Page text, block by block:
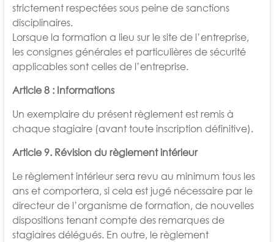
strictement respectées sous peine de sanctions
disciplinaires.
Lorsque la formation a lieu sur le site de l’entreprise,
les consignes générales et particulières de sécurité
applicables sont celles de l’entreprise.
Article 8 : Informations
Un exemplaire du présent règlement est remis à
chaque stagiaire (avant toute inscription définitive).
Article 9. Révision du règlement intérieur
Le règlement intérieur sera revu au minimum tous les
ans et comportera, si cela est jugé nécessaire par le
directeur de l’organisme de formation, de nouvelles
dispositions tenant compte des remarques de
stagiaires délégués. En outre, le règlement